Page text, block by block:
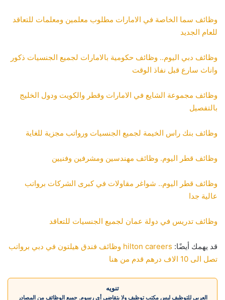
وظائف سما الخاصة في الامارات مطلوب معلمين ومعلمات للتعاقد
للعام الجديد
وظائف دبي اليوم.. وظائف حكومية بالامارات لجميع الجنسيات ذكور
واناث سارع قبل نفاذ الوقت
وظائف مجموعة الشايع في الامارات وقطر والكويت ودول الخليج
بالتفصيل
وظائف بنك راس الخيمة لجميع الجنسيات ورواتب مجزية للغاية
وظائف قطر اليوم. وظائف مهندسين ومشرفين وفنيين
وظائف قطر اليوم.. شواغر مقاولات في كبرى الشركات برواتب
عالية جدا
وظائف تدريس في دولة عمان لجميع الجنسيات للتعاقد
قد يهمك أيضًا:
hilton careers وظائف فندق هيلتون في دبي برواتب
تصل الى 10 الاف درهم قدم من هنا
تنويه
العربي للتوظيف ليس مكتب توظيف ولا يتقاضى أي رسوم. جميع الوظائف من المصادر